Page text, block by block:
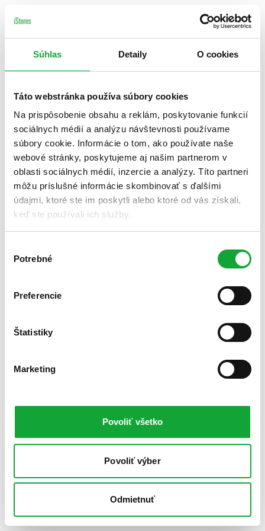
Súhlas Detaily O cookies
Táto webstránka používa súbory cookies
Na prispôsobenie obsahu a reklám, poskytovanie funkcií
sociálnych médií a analýzu návštevnosti používame
súbory cookie. Informácie o tom, ako používate naše
webové stránky, poskytujeme aj našim partnerom v
oblasti sociálnych médií, inzercie a analýzy. Títo partneri
môžu príslušné informácie skombinovať s ďalšími
údajmi, ktoré ste im poskytli alebo ktoré od vás získali,
keď ste používali ich služby.
súhlasu
Potrebné
Preferencie
Štatistiky
Marketing
Povoliť všetko
Povoliť výber
Odmietnuť